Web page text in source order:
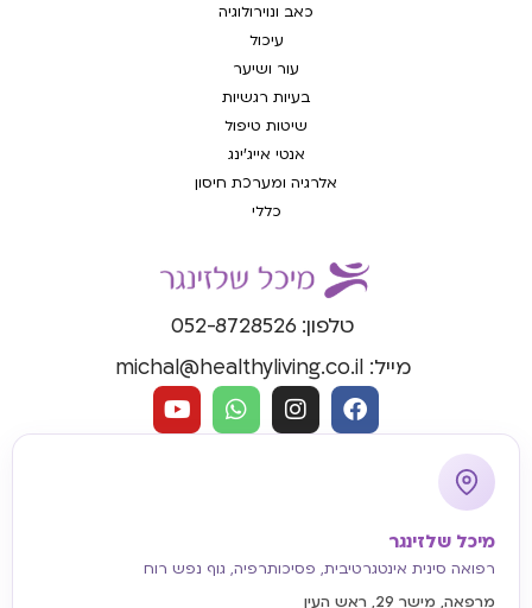
טלפון: 052-8728526
מייל: michal@healthyliving.co.il
מיכל שלזינגר
רפואה סינית אינטגרטיבית, פסיכותרפיה, גוף נפש רוח
מרפאה, מישר 29, ראש העין
כאב ונוירולוגיה
עיכול
עור ושיער
בעיות רגשיות
שיטות טיפול
אנטי אייג'ינג
אלרגיה ומערכת חיסון
כללי